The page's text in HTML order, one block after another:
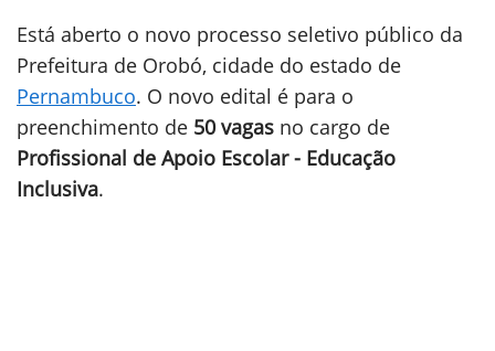
Está aberto o novo processo seletivo público da
Prefeitura de Orobó, cidade do estado de
Pernambuco. O novo edital é para o
preenchimento de 50 vagas no cargo de
Profissional de Apoio Escolar - Educação
Inclusiva.